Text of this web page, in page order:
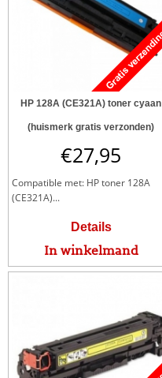
HP 128A (CE321A) toner cyaan
(huismerk gratis verzonden)
€27,95
Compatible met: HP toner 128A
(CE321A)...
Details
In winkelmand